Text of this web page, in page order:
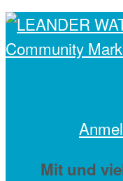
Mit und